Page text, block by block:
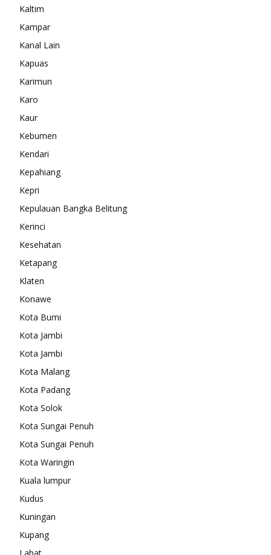
Kaltim
Kampar
Kanal Lain
Kapuas
Karimun
Karo
Kaur
Kebumen
Kendari
Kepahiang
Kepri
Kepulauan Bangka Belitung
Kerinci
Kesehatan
Ketapang
Klaten
Konawe
Kota Bumi
Kota Jambi
Kota Jambi
Kota Malang
Kota Padang
Kota Solok
Kota Sungai Penuh
Kota Sungai Penuh
Kota Waringin
Kuala lumpur
Kudus
Kuningan
Kupang